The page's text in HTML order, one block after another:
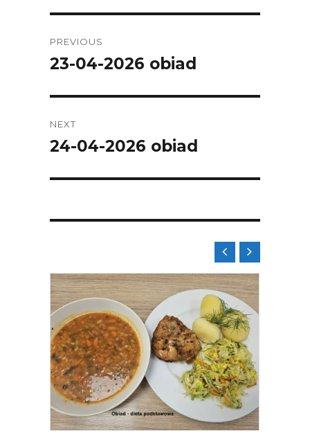
navigation
PREVIOUS
Previous
23-04-2026 obiad
NEXT
Next
24-04-2026 obiad
 